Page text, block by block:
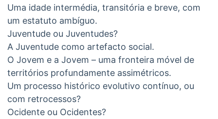
Uma idade intermédia, transitória e breve, com
um estatuto ambíguo.
Juventude ou Juventudes?
A Juventude como artefacto social.
O Jovem e a Jovem – uma fronteira móvel de
territórios profundamente assimétricos.
Um processo histórico evolutivo contínuo, ou
com retrocessos?
Ocidente ou Ocidentes?